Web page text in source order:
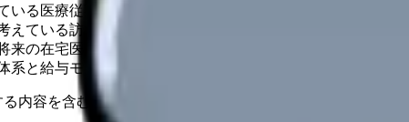
いる医療従事者
えている訪問診療看護師
来の在宅医療従事者
系と給与モデル
内容を含むため、制度やサービスの最新条件は公的機関・